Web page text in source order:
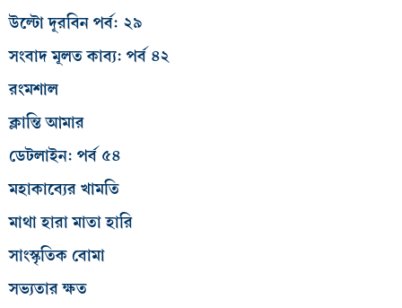
উল্টো দূরবিন পর্ব: ২৯
সংবাদ মূলত কাব্য: পর্ব ৪২
রংমশাল
ক্লান্তি আমার
ডেটলাইন: পর্ব ৫৪
মহাকাব্যের খামতি
মাথা হারা মাতা হারি
সাংস্কৃতিক বোমা
সভ্যতার ক্ষত